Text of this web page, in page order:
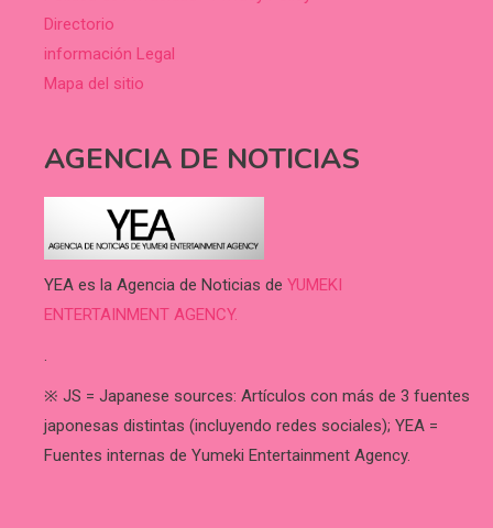
Directorio
información Legal
Mapa del sitio
AGENCIA DE NOTICIAS
YEA es la Agencia de Noticias de YUMEKI
ENTERTAINMENT AGENCY.
.
※ JS = Japanese sources: Artículos con más de 3 fuentes
japonesas distintas (incluyendo redes sociales); YEA =
Fuentes internas de Yumeki Entertainment Agency.